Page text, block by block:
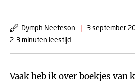
Dymph Neeteson | 3 september
2-3 minuten leestijd
Vaak heb ik over boekjes van